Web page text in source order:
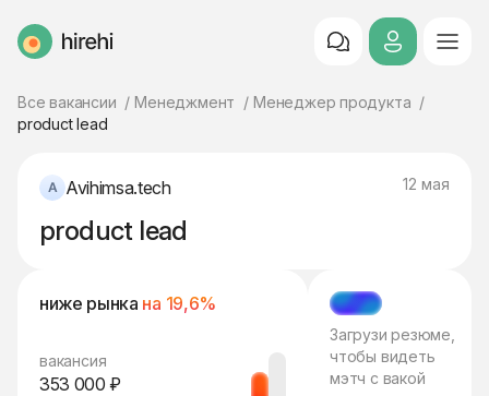
HireHi
Все вакансии Менеджмент
Менеджер продукта
product lead
Avihimsa.tech 12 мая
product lead
ниже рынка на 19,6%
вакансия
353 000 ₽
МЭТЧ
Загрузи резюме,
чтобы видеть
мэтч с вакой